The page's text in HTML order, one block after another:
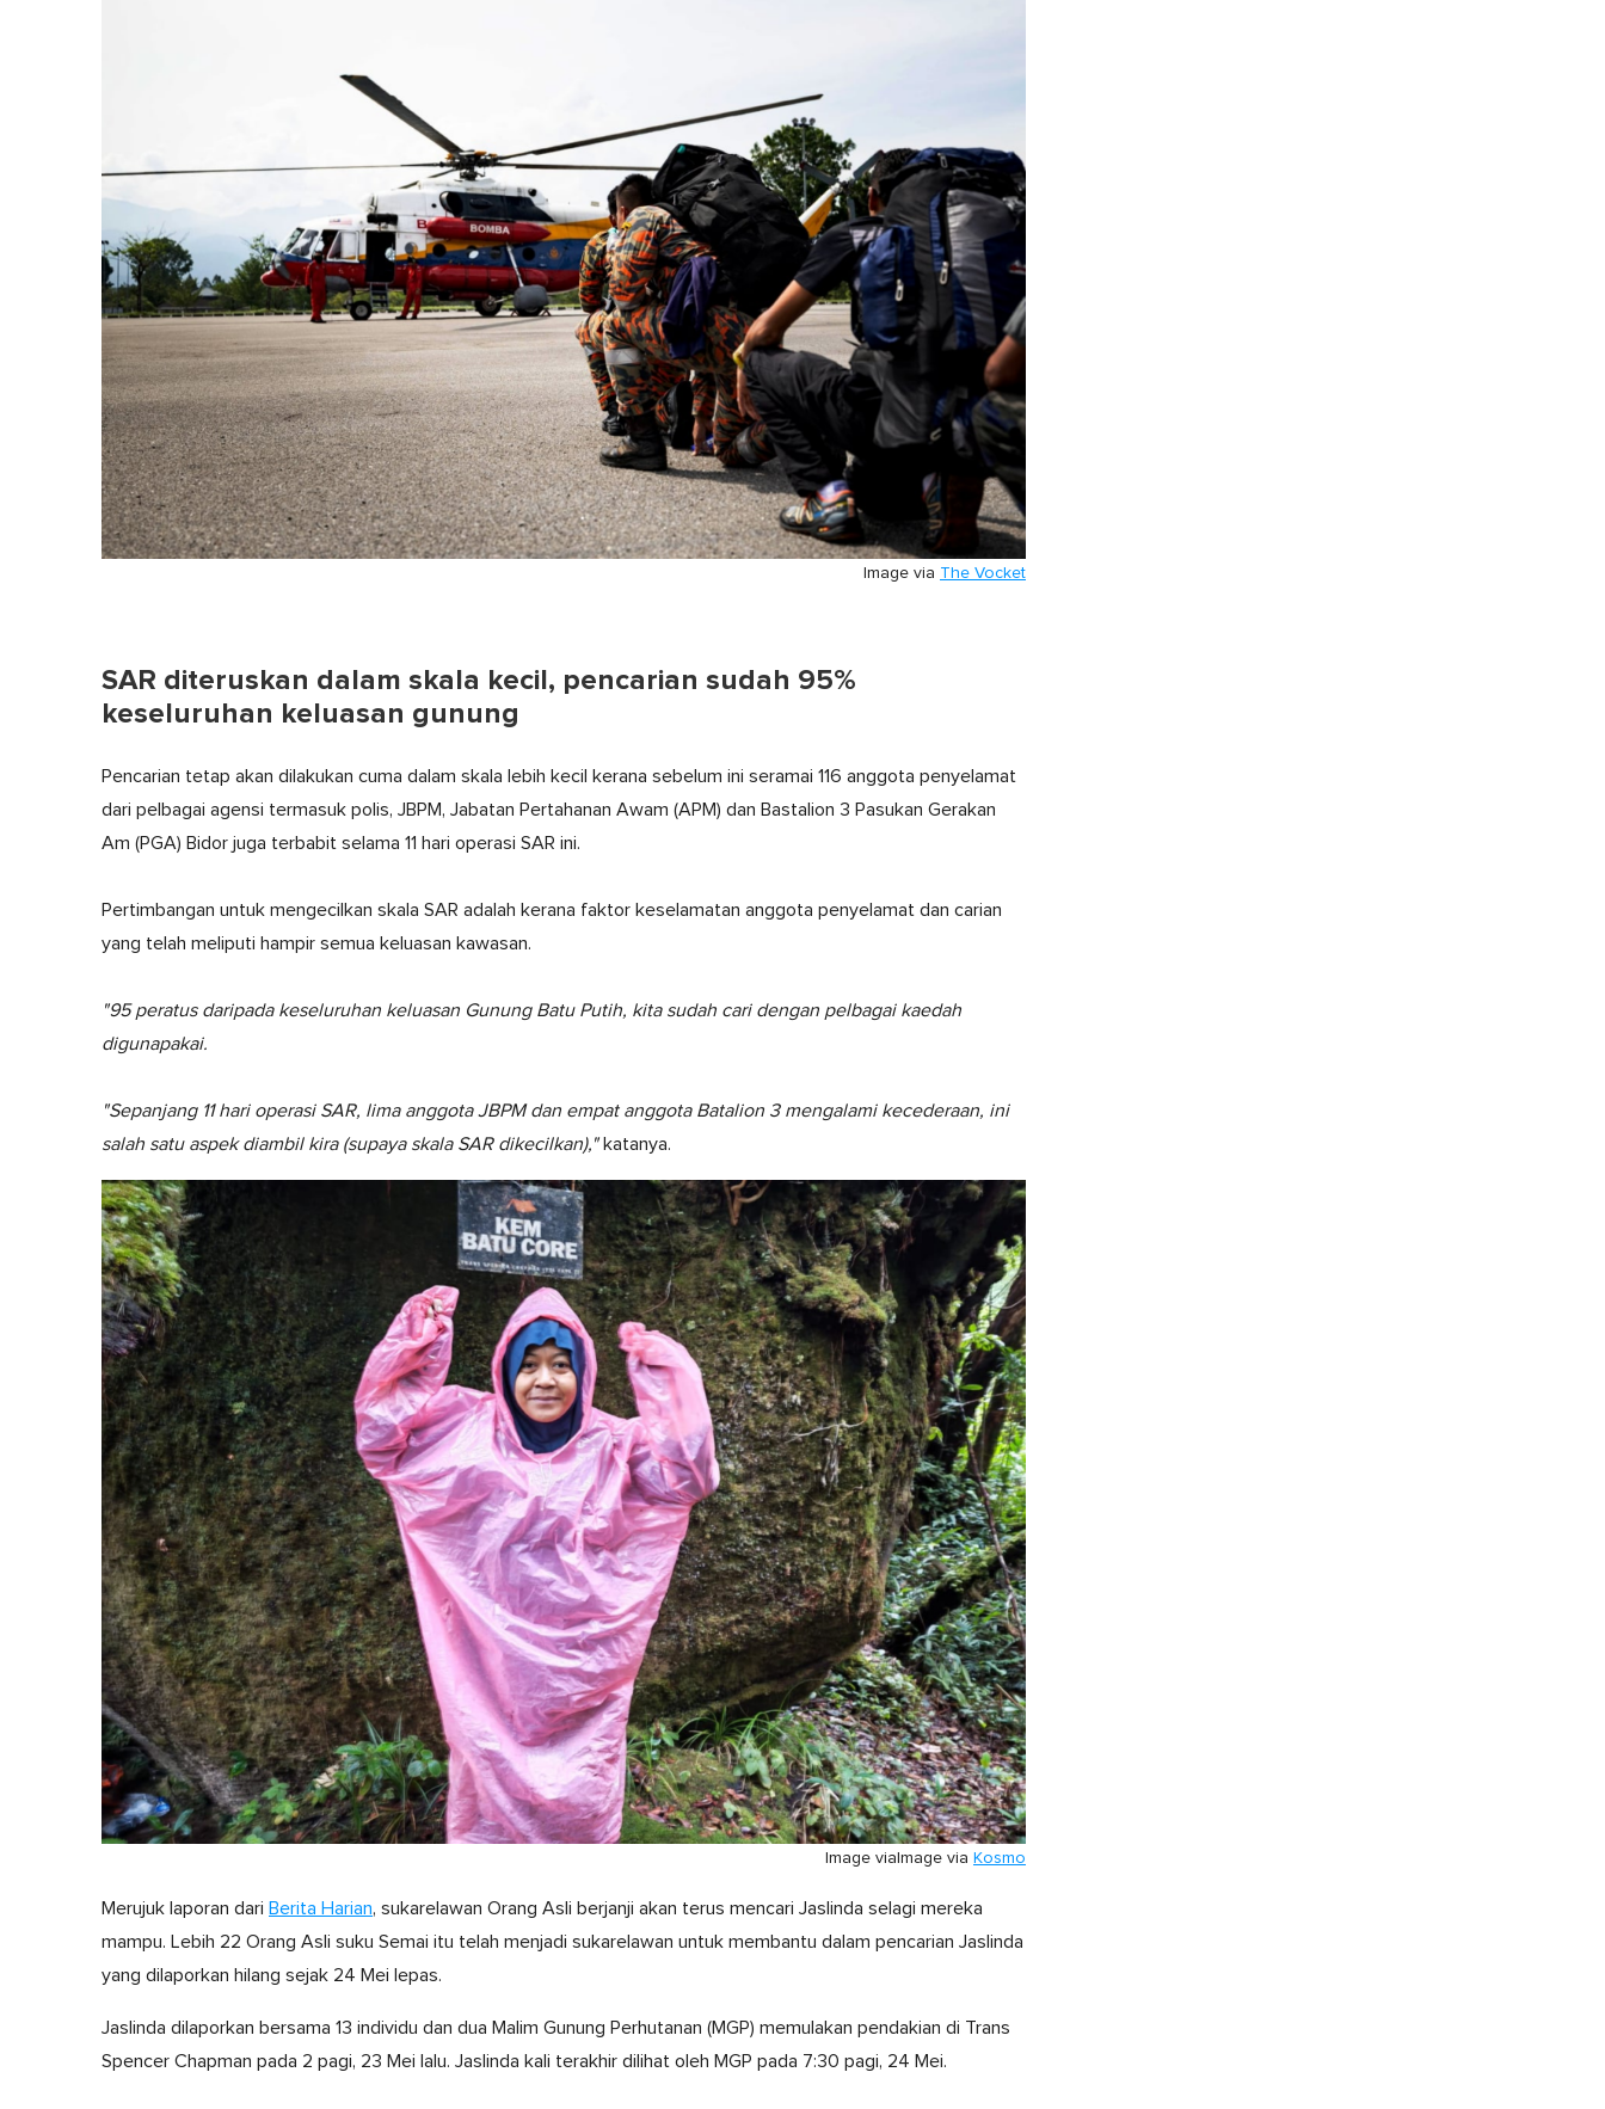
Image via The Vocket
SAR diteruskan dalam skala kecil, pencarian sudah 95%
keseluruhan keluasan gunung
Pencarian tetap akan dilakukan cuma dalam skala lebih kecil kerana sebelum ini seramai 116 anggota penyelamat
dari pelbagai agensi termasuk polis, JBPM, Jabatan Pertahanan Awam (APM) dan Bastalion 3 Pasukan Gerakan
Am (PGA) Bidor juga terbabit selama 11 hari operasi SAR ini.
Pertimbangan untuk mengecilkan skala SAR adalah kerana faktor keselamatan anggota penyelamat dan carian
yang telah meliputi hampir semua keluasan kawasan.
"95 peratus daripada keseluruhan keluasan Gunung Batu Putih, kita sudah cari dengan pelbagai kaedah
digunapakai.
"Sepanjang 11 hari operasi SAR, lima anggota JBPM dan empat anggota Batalion 3 mengalami kecederaan, ini
salah satu aspek diambil kira (supaya skala SAR dikecilkan),"katanya.
Image via Kosmo
Image via
Merujuk laporan dari Berita Harian, sukarelawan Orang Asli berjanji akan terus mencari Jaslinda selagi mereka
mampu. Lebih 22 Orang Asli suku Semai itu telah menjadi sukarelawan untuk membantu dalam pencarian Jaslinda
yang dilaporkan hilang sejak 24 Mei lepas.
Jaslinda dilaporkan bersama 13 individu dan dua Malim Gunung Perhutanan (MGP) memulakan pendakian di Trans
Spencer Chapman pada 2 pagi, 23 Mei lalu. Jaslinda kali terakhir dilihat oleh MGP pada 7:30 pagi, 24 Mei.